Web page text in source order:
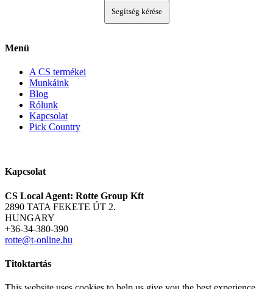
Segítség kérése
Menü
A CS termékei
Munkáink
Blog
Rólunk
Kapcsolat
Pick Country
Kapcsolat
CS Local Agent: Rotte Group Kft
2890 TATA FEKETE ÚT 2.
HUNGARY
+36-34-380-390
rotte@t-online.hu
Titoktartás